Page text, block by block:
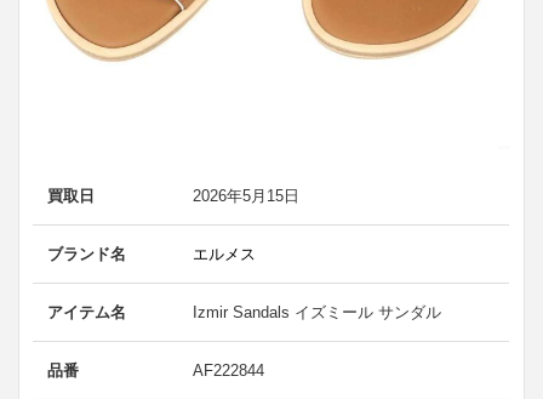
買取日 2026年5月15日
ブランド名 エルメス
アイテム名 Izmir Sandals イズミール サンダル
品番 AF222844